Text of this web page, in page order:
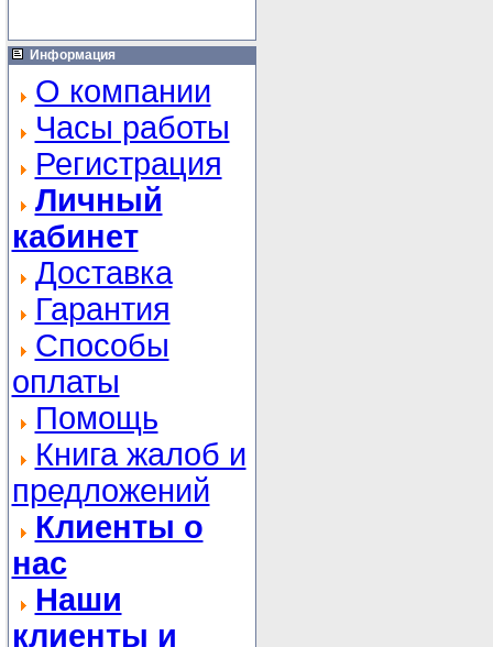
Информация
О компании
Часы работы
Регистрация
Личный
кабинет
Доставка
Гарантия
Способы
оплаты
Помощь
Книга жалоб и
предложений
Клиенты о
нас
Наши
клиенты и